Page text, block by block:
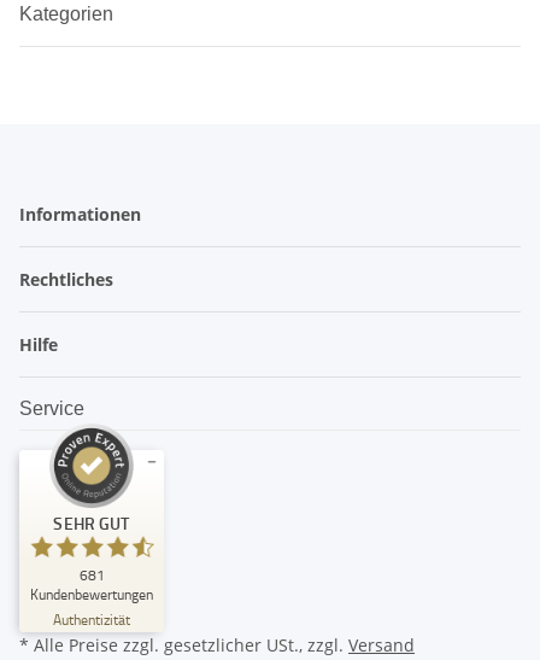
Kategorien
Informationen
Rechtliches
Hilfe
Service
SEHR GUT
681
Kundenbewertungen
Authentizität
Kundenbewertungen und Erfahrungen zu
SEHR GUT
4,74
/
5,00
* Alle Preise zzgl. gesetzlicher USt., zzgl. Versand